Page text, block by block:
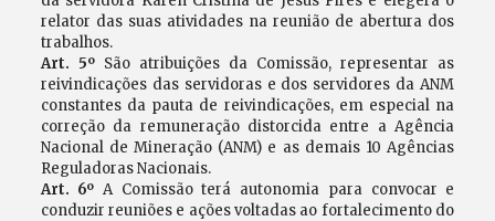
relator das suas atividades na reunião de abertura dos
trabalhos.
Art. 5º São atribuições da Comissão, representar as
reivindicações das servidoras e dos servidores da ANM
constantes da pauta de reivindicações, em especial na
correção da remuneração distorcida entre a Agência
Nacional de Mineração (ANM) e as demais 10 Agências
Reguladoras Nacionais.
Art. 6ºA Comissão terá autonomia para convocar e
conduzir reuniões e ações voltadas ao fortalecimento do